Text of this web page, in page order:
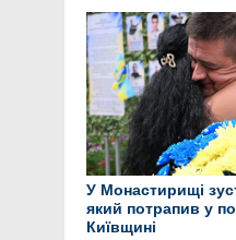
У Монастирищі
який потрапив у
Київщині